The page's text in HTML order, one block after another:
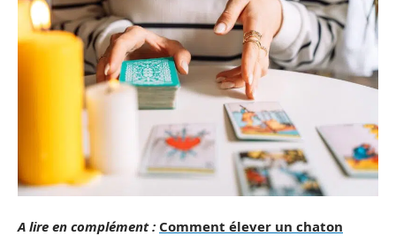
A lire en complément : Comment élever un chaton